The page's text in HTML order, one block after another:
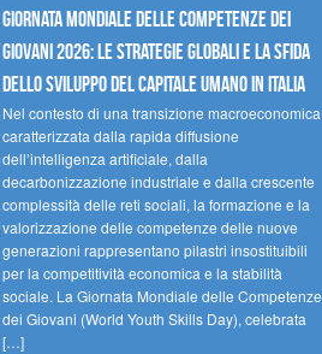
GIORNATA MONDIALE DELLE COMPETENZE DEI
GIOVANI 2026: LE STRATEGIE GLOBALI E LA SFIDA
DELLO SVILUPPO DEL CAPITALE UMANO IN ITALIA
Nel contesto di una transizione macroeconomica
caratterizzata dalla rapida diffusione
dell’intelligenza artificiale, dalla
decarbonizzazione industriale e dalla crescente
complessità delle reti sociali, la formazione e la
valorizzazione delle competenze delle nuove
generazioni rappresentano pilastri insostituibili
per la competitività economica e la stabilità
sociale. La Giornata Mondiale delle Competenze
dei Giovani (World Youth Skills Day), celebrata
[…]